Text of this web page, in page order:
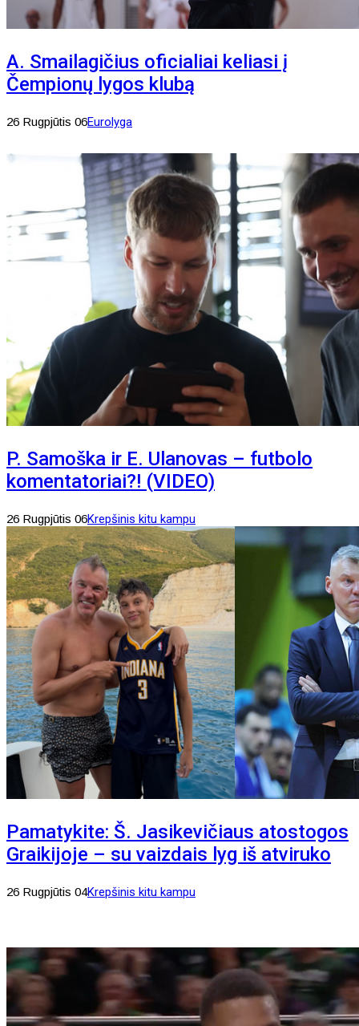
A. Smailagičius oficialiai keliasi į
Čempionų lygos klubą
26 Rugpjūtis 06Eurolyga
P. Samoška ir E. Ulanovas – futbolo
komentatoriai?! (VIDEO)
26 Rugpjūtis 06Krepšinis kitu kampu
Pamatykite: Š. Jasikevičiaus atostogos
Graikijoje – su vaizdais lyg iš atviruko
26 Rugpjūtis 04Krepšinis kitu kampu